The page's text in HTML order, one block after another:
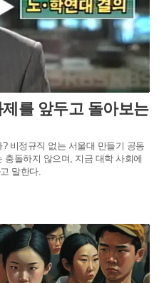
를 앞두고 돌아보는
비정규직 없는 서울대 만들기 공동
돌하지 않으며, 지금 대학 사회에
말한다.